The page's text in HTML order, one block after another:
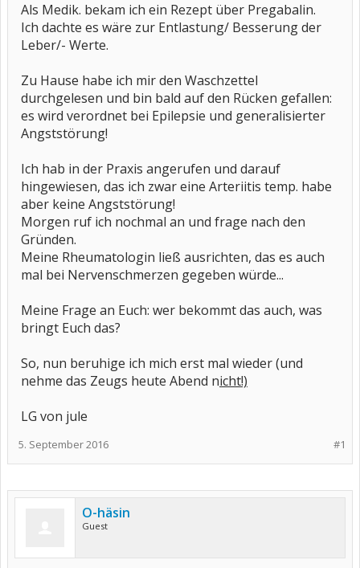
Als Medik. bekam ich ein Rezept über Pregabalin.
Ich dachte es wäre zur Entlastung/ Besserung der
Leber/- Werte.
Zu Hause habe ich mir den Waschzettel
durchgelesen und bin bald auf den Rücken gefallen:
es wird verordnet bei Epilepsie und generalisierter
Angststörung!
Ich hab in der Praxis angerufen und darauf
hingewiesen, das ich zwar eine Arteriitis temp. habe
aber keine Angststörung!
Morgen ruf ich nochmal an und frage nach den
Gründen.
Meine Rheumatologin ließ ausrichten, das es auch
mal bei Nervenschmerzen gegeben würde...
Meine Frage an Euch: wer bekommt das auch, was
bringt Euch das?
So, nun beruhige ich mich erst mal wieder (und
nehme das Zeugs heute Abend nicht!)
LG von jule
#1
5. September 2016
O-häsin
Guest